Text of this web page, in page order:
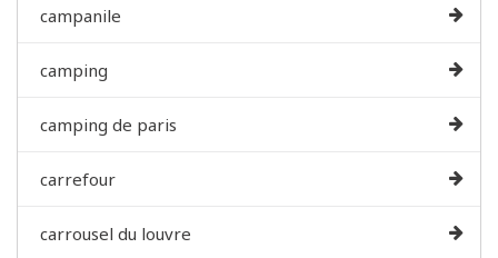
campanile
camping
camping de paris
carrefour
carrousel du louvre